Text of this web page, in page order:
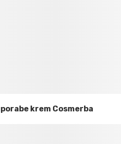
krem Cosmerba